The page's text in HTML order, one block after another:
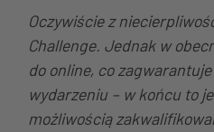
Oczywiście z
Challenge. Jednak w
do online, co
wydarzeniu – w końcu to
możliwością